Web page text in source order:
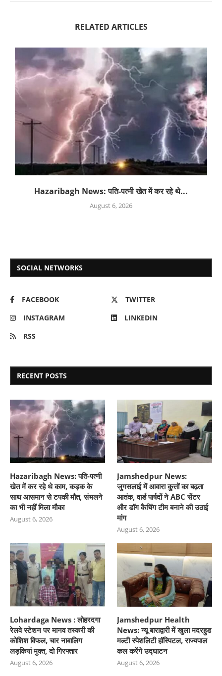
RELATED ARTICLES
Hazaribagh News: पति-पत्नी खेत में कर रहे थे...
August 6, 2026
SOCIAL NETWORKS
FACEBOOK
TWITTER
INSTAGRAM
LINKEDIN
RSS
RECENT POSTS
Hazaribagh News: पति-पत्नी
खेत में कर रहे थे काम, कड़क के
साथ आसमान से टपकी मौत, संभलने
का भी नहीं मिला मौका
August 6, 2026
Jamshedpur News:
जुगसलाई में आवारा कुत्तों का बढ़ता
आतंक, वार्ड पार्षदों ने ABC सेंटर
और डॉग कैचिंग टीम बनाने की उठाई
मांग
August 6, 2026
Lohardaga News : लोहरदगा
रेलवे स्टेशन पर मानव तस्करी की
कोशिश विफल, चार नाबालिग
लड़कियां मुक्त, दो गिरफ्तार
August 6, 2026
Jamshedpur Health
News: न्यू बाराद्वारी में खुला मदरहुड
मल्टी स्पेशलिटी हॉस्पिटल, राज्यपाल
कल करेंगे उद्घाटन
August 6, 2026